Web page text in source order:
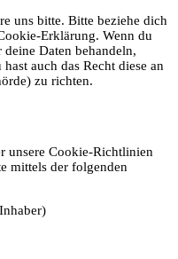
uns bitte. Bitte beziehe dich
Erklärung. Wenn du
Daten behandeln,
auch das Recht diese an
zu richten.
unsere Cookie-Richtlinien
mittels der folgenden